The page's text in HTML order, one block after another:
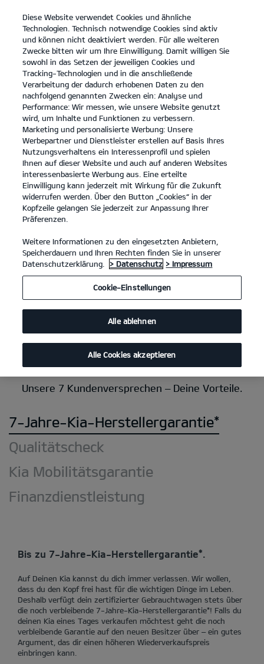
open
menu
KONTAKT
KIA ZERTIFIZIERTE GEBRAUCHTWAGEN
KIA ZERTIFIZIERTE GEBRAUCHTWAGEN
Kia Gebrauchtwagenprogramm
Unser Kia Gebrauchtwagenprogramm mit seinen 7
Entdecke unser Qualitätssiegel für deinen neuen Kia
Zertifizierten Gebrauchtwagen.
Zum Fahrzeugbestand
Unsere 7 Kundenversprechen – Deine Vorteile.
7-Jahre-Kia-Herstellergarantie*
Qualitätscheck
Kia Mobilitätsgarantie
Finanzdienstleistung
Bis zu 7-Jahre-Kia-Herstellergarantie*.
Auf Deinen Kia kannst du dich immer verlassen. Wir wollen,
dass du den Kopf frei hast für die wichtigen Dinge im Leben.
Deshalb verfügt dein zertifizierter Gebrauchtwagen stets über
die noch verbleibende 7-Jahre-Kia-Herstellergarantie*! Falls du
deinen Kia eines Tages verkaufen möchtest geht die noch
verbleibende Garantie auf den neuen Besitzer über – ein gutes
Argument, das dir einen höheren Wiederverkaufspreis
einbringen kann.
Diese Website verwendet Cookies und ähnliche
Technologien. Technisch notwendige Cookies sind aktiv
und können nicht deaktiviert werden. Für alle weiteren
Zwecke bitten wir um Ihre Einwilligung. Damit willigen Sie
sowohl in das Setzen der jeweiligen Cookies und
Tracking-Technologien und in die anschließende
Verarbeitung der dadurch erhobenen Daten zu den
nachfolgend genannten Zwecken ein: Analyse und
Performance: Wir messen, wie unsere Website genutzt
wird, um Inhalte und Funktionen zu verbessern.
Marketing und personalisierte Werbung: Unsere
Werbepartner und Dienstleister erstellen auf Basis Ihres
Nutzungsverhaltens ein Interessenprofil und spielen
Ihnen auf dieser Website und auch auf anderen Websites
interessenbasierte Werbung aus. Eine erteilte
Einwilligung kann jederzeit mit Wirkung für die Zukunft
widerrufen werden. Über den Button „Cookies“ in der
Kopfzeile gelangen Sie jederzeit zur Anpassung Ihrer
Präferenzen.
Weitere Informationen zu den eingesetzten Anbietern,
Speicherdauern und Ihren Rechten finden Sie in unserer
Datenschutzerklärung.
> Datenschutz > Impressum
Cookie-Einstellungen
Alle ablehnen
Alle Cookies akzeptieren